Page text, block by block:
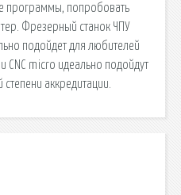
программы, попробовать
Фрезерный станок ЧПУ
подойдет для любителей
CNC micro идеально подойдут
аккредитации.